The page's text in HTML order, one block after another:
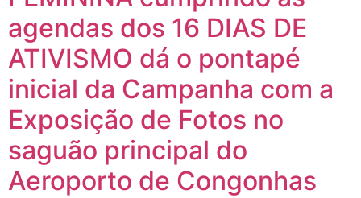
agendas dos 16 DIAS DE
ATIVISMO dá o pontapé
inicial da Campanha com a
Exposição de Fotos no
saguão principal do
Aeroporto de Congonhas